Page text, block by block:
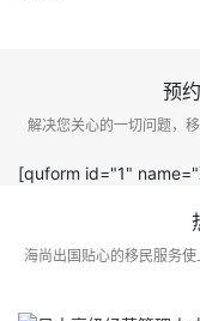
预
解决您关心的一切问题，
[quform id="1"
海尚出国贴心的移民服务